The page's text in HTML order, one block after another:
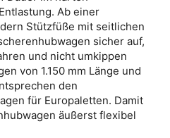
Ab einer
Stützfüße mit seitlichen
sicher auf,
und nicht umkippen
von 1.150 mm Länge und
den
für Europaletten. Damit
äußerst flexibel